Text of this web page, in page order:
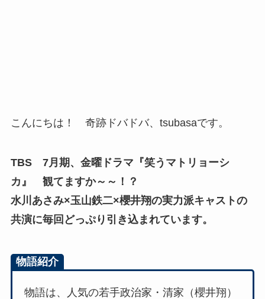
こんにちは！ 奇跡ドバドバ、tsubasaです。
TBS 7月期、金曜ドラマ『笑うマトリョーシ
カ』 観てますか～～！？
水川あさみ×玉山鉄二×櫻井翔の実力派キャストの
共演に毎回どっぷり引き込まれています。
物語紹介
物語は、人気の若手政治家・清家（櫻井翔）